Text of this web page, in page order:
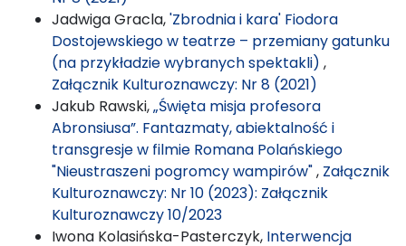
Jadwiga Gracla,'Zbrodnia i kara' Fiodora
Dostojewskiego w teatrze – przemiany gatunku
(na przykładzie wybranych spektakli) ,
Załącznik Kulturoznawczy: Nr 8 (2021)
Jakub Rawski,„Święta misja profesora
Abronsiusa”. Fantazmaty, abiektalność i
transgresje w filmie Romana Polańskiego
"Nieustraszeni pogromcy wampirów", Załącznik
Kulturoznawczy: Nr 10 (2023): Załącznik
Kulturoznawczy 10/2023
Iwona Kolasińska-Pasterczyk, Interwencja